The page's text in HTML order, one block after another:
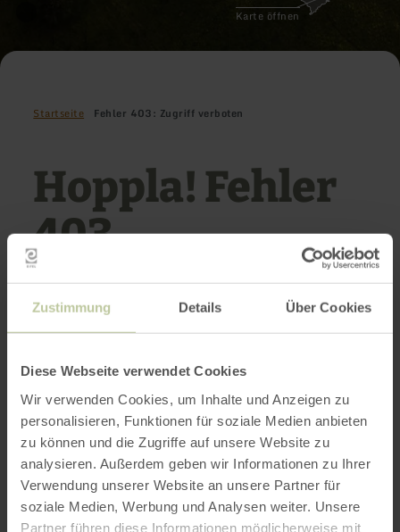
Zustimmung Details Über Cookies
Diese Webseite verwendet Cookies
Wir verwenden Cookies, um Inhalte und Anzeigen zu
personalisieren, Funktionen für soziale Medien anbieten
zu können und die Zugriffe auf unsere Website zu
analysieren. Außerdem geben wir Informationen zu Ihrer
Verwendung unserer Website an unsere Partner für
soziale Medien, Werbung und Analysen weiter. Unsere
Partner führen diese Informationen möglicherweise mit
Karte öffnen
Startseite Fehler 403: Zugriff verboten
Hoppla! Fehler
403
Es fehlen die notwendigen Rechte, um diese
Interessierst du
dich für